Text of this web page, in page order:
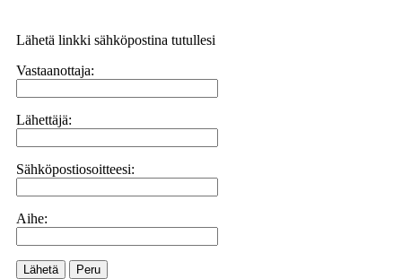
Lähetä linkki sähköpostina tutullesi
Vastaanottaja:
Lähettäjä:
Sähköpostiosoitteesi:
Aihe:
Lähetä Peru